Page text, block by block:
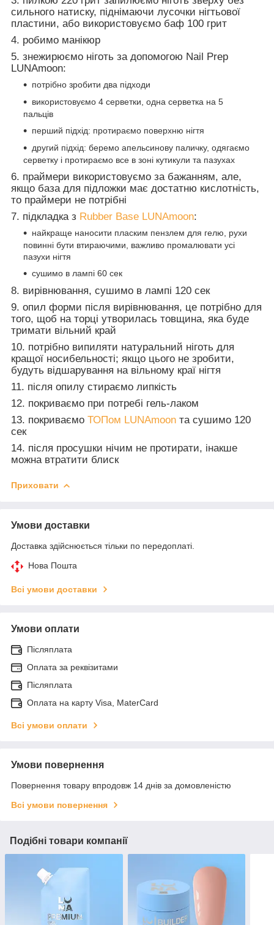
сильного натиску, піднімаючи лусочки нігтьової
пластини, або використовуємо баф 100 грит
4. робимо манікюр
5. знежирюємо ніготь за допомогою Nail Prep
LUNAmoon:
потрібно зробити два підходи
використовуємо 4 серветки, одна серветка на 5
пальців
перший підхід: протираємо поверхню нігтя
другий підхід: беремо апельсинову паличку, одягаємо
серветку і протираємо все в зоні кутикули та пазухах
6. праймери використовуємо за бажанням, але,
якщо база для підложки має достатню кислотність,
то праймери не потрібні
7. підкладка з Rubber Base LUNAmoon:
найкраще наносити пласким пензлем для гелю, рухи
повинні бути втираючими, важливо промалювати усі
пазухи нігтя
сушимо в лампі 60 сек
8. вирівнювання, сушимо в лампі 120 сек
9. опил форми після вирівнювання, це потрібно для
того, щоб на торці утворилась товщина, яка буде
тримати вільний край
10. потрібно випиляти натуральний ніготь для
кращої носибельності; якщо цього не зробити,
будуть відшарування на вільному краї нігтя
11. після опилу стираємо липкість
12. покриваємо при потребі гель-лаком
13. покриваємо ТОПом LUNAmoon та сушимо 120
сек
14. після просушки нічим не протирати, інакше
можна втратити блиск
Приховати
Умови доставки
Доставка здійснюється тільки по передоплаті.
Нова Пошта
Всі умови доставки
Умови оплати
Післяплата
Оплата за реквізитами
Післяплата
Оплата на карту Visa, MaterCard
Всі умови оплати
Умови повернення
Повернення товару впродовж 14 днів за домовленістю
Всі умови повернення
Подібні товари компанії